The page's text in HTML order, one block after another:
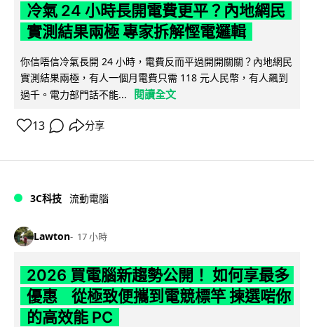
冷氣 24 小時長開電費更平？內地網民
實測結果兩極 專家拆解慳電邏輯
你信唔信冷氣長開 24 小時，電費反而平過開開關關？內地網民
實測結果兩極，有人一個月電費只需 118 元人民幣，有人飆到
過千。電力部門話不能...
閱讀全文
13 分享
3C科技 流動電腦
Lawton 17 小時
2026 買電腦新趨勢公開！ 如何享最多
優惠 從極致便攜到電競標竿 揀選啱你
的高效能 PC